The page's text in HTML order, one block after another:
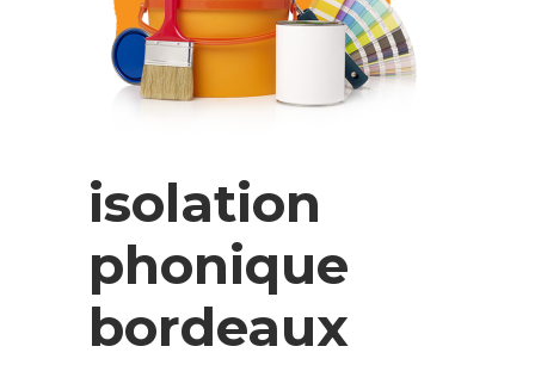
isolation
phonique
bordeaux